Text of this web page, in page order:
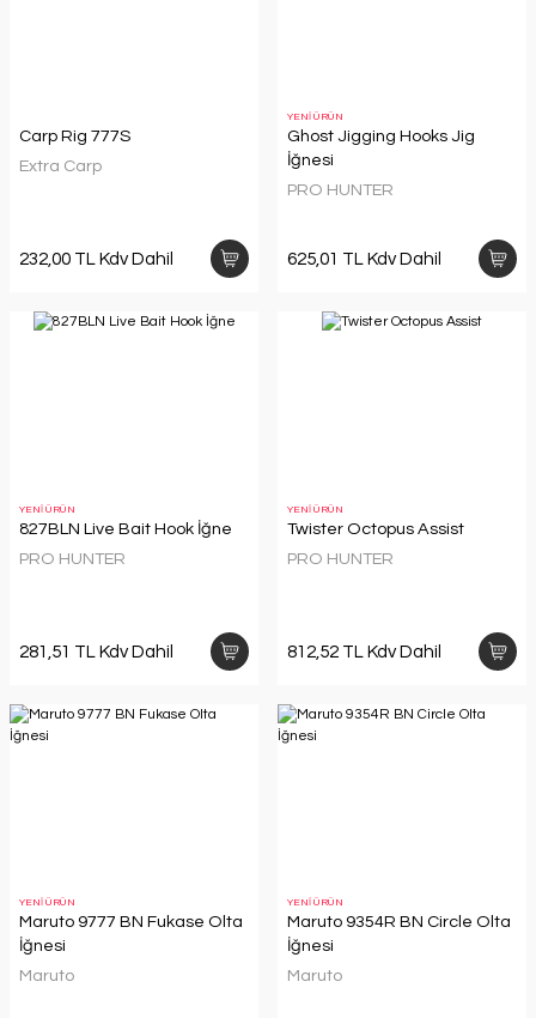
Carp Rig 777S
Extra Carp
232,00 TL Kdv Dahil
YENİ ÜRÜN
Ghost Jigging Hooks Jig
İğnesi
PRO HUNTER
625,01 TL Kdv Dahil
YENİ ÜRÜN
827BLN Live Bait Hook İğne
PRO HUNTER
281,51 TL Kdv Dahil
YENİ ÜRÜN
Twister Octopus Assist
PRO HUNTER
812,52 TL Kdv Dahil
YENİ ÜRÜN
Maruto 9777 BN Fukase Olta
İğnesi
Maruto
YENİ ÜRÜN
Maruto 9354R BN Circle Olta
İğnesi
Maruto